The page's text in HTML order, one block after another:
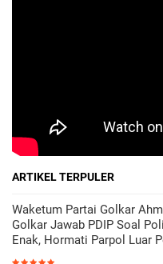
ARTIKEL TERPULER
Waketum Partai Golkar
Golkar Jawab PDIP Soal
Enak, Hormati Parpol Luar